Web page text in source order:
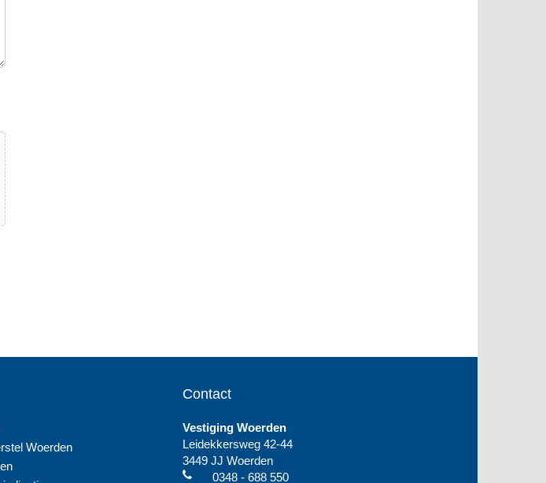
Woerden
Contact
Vestiging Woerden
Leidekkersweg 42-44
3449 JJ Woerden
0348 - 688 550